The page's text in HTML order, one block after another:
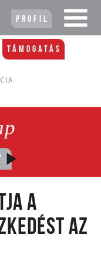
Profil
Támogatás
a
az